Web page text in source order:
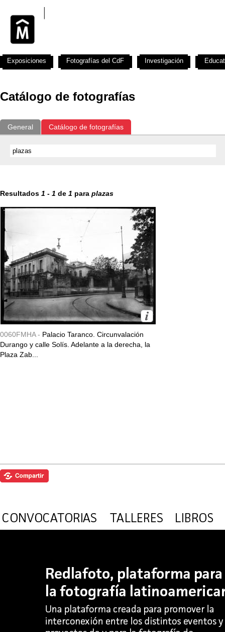
Catálogo de fotografías
General Catálogo de fotografías
Resultados 1 - 1 de 1 para plazas
0060FMHA - Palacio Taranco. Circunvalación
Durango y calle Solís. Adelante a la derecha, la
Plaza Zab...
Exposiciones Fotografías del CdF Investigación